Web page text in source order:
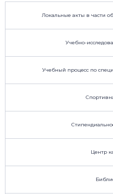
Локальные акты в части
Учебно-
Учебный процесс по
Центр